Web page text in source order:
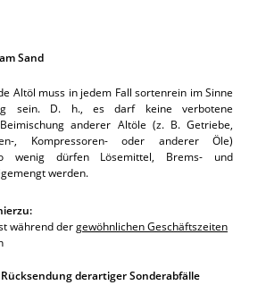
Sand
Altöl muss in jedem Fall sortenrein im Sinne
sein. D. h., es darf keine verbotene
anderer Altöle (z. B. Getriebe,
, Kompressoren- oder anderer Öle)
wenig dürfen Lösemittel, Brems- und
werden.
während dergewöhnlichen Geschäftszeiten
derartiger Sonderabfälle